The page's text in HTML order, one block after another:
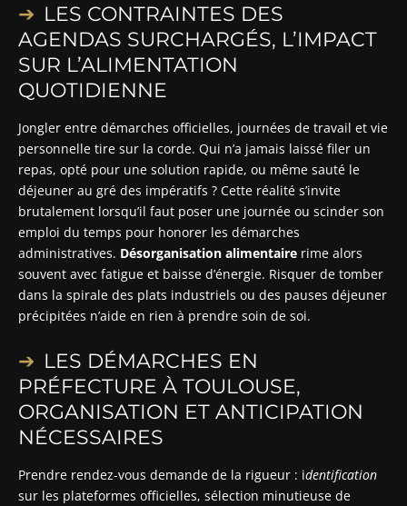
LES CONTRAINTES DES
AGENDAS SURCHARGÉS, L’IMPACT
SUR L’ALIMENTATION
QUOTIDIENNE
Jongler entre démarches officielles, journées de travail et vie
personnelle tire sur la corde. Qui n’a jamais laissé filer un
repas, opté pour une solution rapide, ou même sauté le
déjeuner au gré des impératifs ? Cette réalité s’invite
brutalement lorsqu’il faut poser une journée ou scinder son
emploi du temps pour honorer les démarches
administratives. Désorganisation alimentaire rime alors
souvent avec fatigue et baisse d’énergie. Risquer de tomber
dans la spirale des plats industriels ou des pauses déjeuner
précipitées n’aide en rien à prendre soin de soi.
LES DÉMARCHES EN
PRÉFECTURE À TOULOUSE,
ORGANISATION ET ANTICIPATION
NÉCESSAIRES
Prendre rendez-vous demande de la rigueur : identification
sur les plateformes officielles, sélection minutieuse de